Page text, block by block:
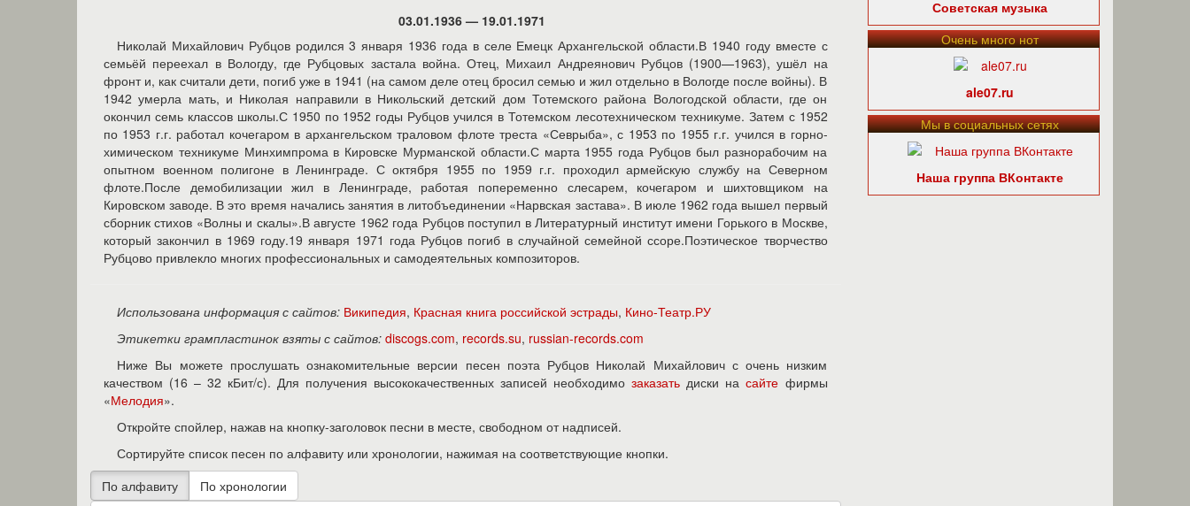
03.01.1936 — 19.01.1971
Николай Михайлович Рубцов родился 3 января 1936 года в селе Емецк Архангельской области.В 1940 году вместе с
семьёй переехал в Вологду, где Рубцовых застала война. Отец, Михаил Андреянович Рубцов (1900—1963), ушёл на
фронт и, как считали дети, погиб уже в 1941 (на самом деле отец бросил семью и жил отдельно в Вологде после войны). В
1942 умерла мать, и Николая направили в Никольский детский дом Тотемского района Вологодской области, где он
окончил семь классов школы.С 1950 по 1952 годы Рубцов учился в Тотемском лесотехническом техникуме. Затем с 1952
по 1953 г.г. работал кочегаром в архангельском траловом флоте треста «Севрыба», с 1953 по 1955 г.г. учился в горно-
химическом техникуме Минхимпрома в Кировске Мурманской области.С марта 1955 года Рубцов был разнорабочим на
опытном военном полигоне в Ленинграде. С октября 1955 по 1959 г.г. проходил армейскую службу на Северном
флоте.После демобилизации жил в Ленинграде, работая попеременно слесарем, кочегаром и шихтовщиком на
Кировском заводе. В это время начались занятия в литобъединении «Нарвская застава». В июле 1962 года вышел первый
сборник стихов «Волны и скалы».В августе 1962 года Рубцов поступил в Литературный институт имени Горького в Москве,
который закончил в 1969 году.19 января 1971 года Рубцов погиб в случайной семейной ссоре.Поэтическое творчество
Рубцово привлекло многих профессиональных и самодеятельных композиторов.
Использована информация с сайтов: Википедия, Красная книга российской эстрады, Кино-Театр.РУ
Этикетки грампластинок взяты с сайтов: discogs.com, records.su, russian-records.com
Ниже Вы можете прослушать ознакомительные версии песен поэта Рубцов Николай Михайлович с очень низким
качеством (16 – 32 кБит/с). Для получения высококачественных записей необходимозаказать диски насайте фирмы
«Мелодия».
Откройте спойлер, нажав на кнопку-заголовок песни в месте, свободном от надписей.
Сортируйте список песен по алфавиту или хронологии, нажимая на соответствующие кнопки.
Советская музыка
Очень много нот
ale07.ru
Мы в социальных сетях
Наша группа ВКонтакте